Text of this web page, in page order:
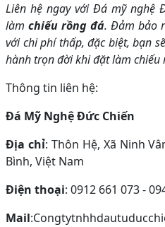
Liên hệ ngay với Đá mỹ nghệ
làm chiếu rồng đá. Đảm bảo
với chi phí thấp, đặc biệt, bạn
hành trọn đời khi đặt làm chiếu
Thông tin liên hệ:
Đá Mỹ Nghệ Đức Chiến
Địa chỉ: Thôn Hệ, Xã Ninh
Bình, Việt Nam
Điện thoại: 0912 661 073 -
Mail